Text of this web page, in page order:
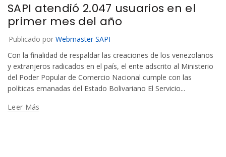
SAPI atendió 2.047 usuarios en el
primer mes del año
Publicado por Webmaster SAPI
Con la finalidad de respaldar las creaciones de los venezolanos
y extranjeros radicados en el país, el ente adscrito al Ministerio
del Poder Popular de Comercio Nacional cumple con las
políticas emanadas del Estado Bolivariano El Servicio...
Leer Más